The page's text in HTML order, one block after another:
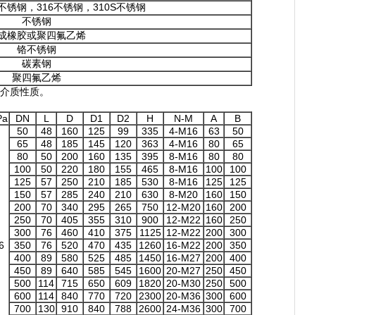
锈钢，316不锈钢，310S不锈钢
不锈钢
橡胶或聚四氟乙烯
铬不锈钢
碳素钢
聚四氟乙烯
质性质。
DN L D D1 D2 H N-M A B
50 48 160 125 99 335 4-M16 63
50
65 48 185 145 120 363 4-M16 80
65
80 50 200 160 135 395 8-M16 80
80
100 50 220 180 155 465 8-M16 100
100
125 57 250 210 185 530 8-M16 125
125
150 57 285 240 210 630 8-M20 160
150
200 70 340 295 265 750 12-M20 160
200
250 70 405 355 310 900 12-M22 160
250
300 76 460 410 375 1125 12-M22 200
300
350 76 520 470 435 1260 16-M22 200
350
400 89 580 525 485 1450 16-M27 200
400
450 89 640 585 545 1600 20-M27 250
450
500 114 715 650 609 1820 20-M30 250
500
600 114 840 770 720 2300 20-M36 300
600
700 130 910 840 788 2600 24-M36 300
700